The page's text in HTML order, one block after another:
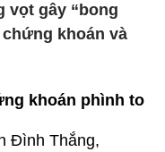
vọt gây “bong
khoán và
khoán phình to
Đình Thắng,